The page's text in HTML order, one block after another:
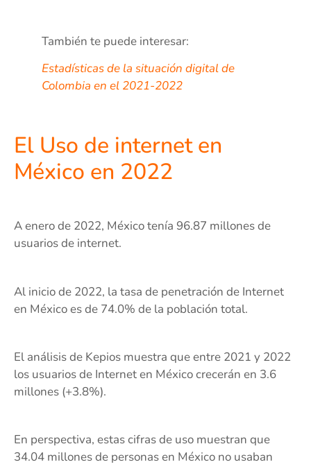
También te puede interesar:
Estadísticas de la situación digital de
Colombia en el 2021-2022
El Uso de internet en
México en 2022
A enero de 2022, México tenía 96.87 millones de
usuarios de internet.
Al inicio de 2022, la tasa de penetración de Internet
en México es de 74.0% de la población total.
El análisis de Kepios muestra que entre 2021 y 2022
los usuarios de Internet en México crecerán en 3.6
millones (+3.8%).
En perspectiva, estas cifras de uso muestran que
34.04 millones de personas en México no usaban